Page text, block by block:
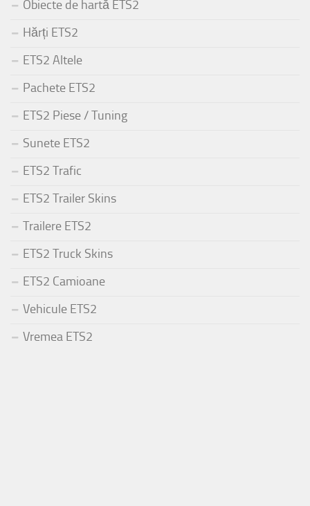
Obiecte de hartă ETS2
Hărți ETS2
ETS2 Altele
Pachete ETS2
ETS2 Piese / Tuning
Sunete ETS2
ETS2 Trafic
ETS2 Trailer Skins
Trailere ETS2
ETS2 Truck Skins
ETS2 Camioane
Vehicule ETS2
Vremea ETS2